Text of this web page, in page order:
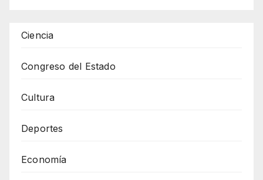
Ciencia
Congreso del Estado
Cultura
Deportes
Economía